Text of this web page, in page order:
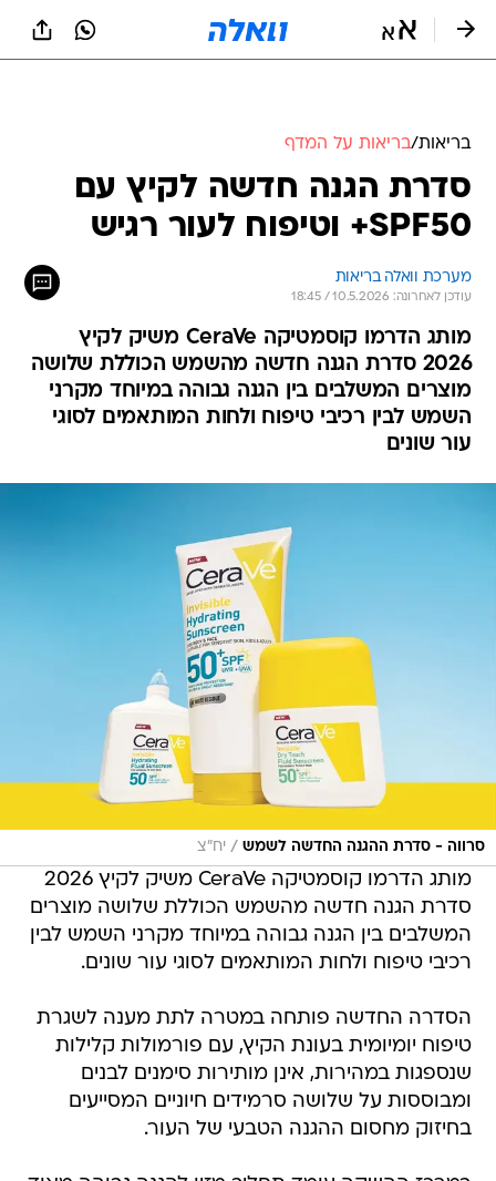
בריאות/בריאות על המדף
סדרת הגנה חדשה לקיץ עם
SPF50+ וטיפוח לעור רגיש
מערכת וואלה בריאות
עודכן לאחרונה: 10.5.2026 / 18:45
מותג הדרמו קוסמטיקה CeraVe משיק לקיץ
2026 סדרת הגנה חדשה מהשמש הכוללת שלושה
מוצרים המשלבים בין הגנה גבוהה במיוחד מקרני
השמש לבין רכיבי טיפוח ולחות המותאמים לסוגי
עור שונים
סרווה - סדרת ההגנה החדשה לשמש / יח"צ
מותג הדרמו קוסמטיקה CeraVe משיק לקיץ 2026
סדרת הגנה חדשה מהשמש הכוללת שלושה מוצרים
המשלבים בין הגנה גבוהה במיוחד מקרני השמש לבין
רכיבי טיפוח ולחות המותאמים לסוגי עור שונים.
הסדרה החדשה פותחה במטרה לתת מענה לשגרת
טיפוח יומיומית בעונת הקיץ, עם פורמולות קלילות
שנספגות במהירות, אינן מותירות סימנים לבנים
ומבוססות על שלושה סרמידים חיוניים המסייעים
בחיזוק מחסום ההגנה הטבעי של העור.